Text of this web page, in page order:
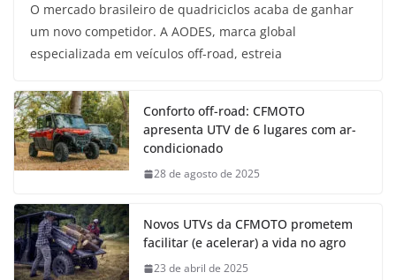
O mercado brasileiro de quadriciclos acaba de ganhar
um novo competidor. A AODES, marca global
especializada em veículos off-road, estreia
Conforto off-road: CFMOTO
apresenta UTV de 6 lugares com ar-
condicionado
28 de agosto de 2025
Novos UTVs da CFMOTO prometem
facilitar (e acelerar) a vida no agro
23 de abril de 2025